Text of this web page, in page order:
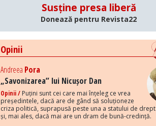
Susține presa liberă
Donează pentru Revista22
Opinii
Andreea Pora
„Savonizarea” lui Nicușor Dan
Opinii / Puțini sunt cei care mai înțeleg ce vrea
președintele, dacă are de gând să soluționeze
criza politică, suprapusă peste una a statului de drept
și, mai ales, dacă mai are un dram de bună-credință.